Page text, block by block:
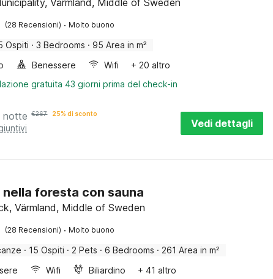
Värmland, Middle of Sweden
(28 Recensioni) · Molto buono
Ospiti · 3 Bedrooms · 95 Area in m²
Benessere Wifi
+ 20 altro
gratuita 43 giorni prima del check-in
notte €267 25% di sconto
Vedi dettagli
nella foresta con sauna
Värmland, Middle of Sweden
(28 Recensioni) · Molto buono
· 15 Ospiti · 2 Pets · 6 Bedrooms · 261 Area in m²
Wifi Biliardino
+ 41 altro